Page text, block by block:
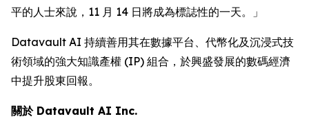
平的人士來說，11 月 14 日將成為標誌性的一天。」
Datavault AI 持續善用其在數據平台、代幣化及沉浸式技
術領域的強大知識產權 (IP) 組合，於興盛發展的數碼經濟
中提升股東回報。
關於 Datavault AI Inc.